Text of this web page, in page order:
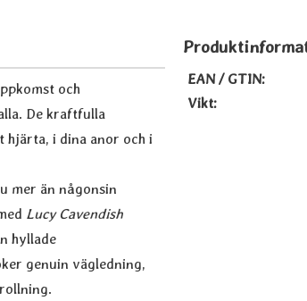
och
De kraftfulla
i dina anor och i
mer än någonsin
Lucy Cavendish
hyllade
genuin vägledning,
EAN / GTIN:
Vikt: